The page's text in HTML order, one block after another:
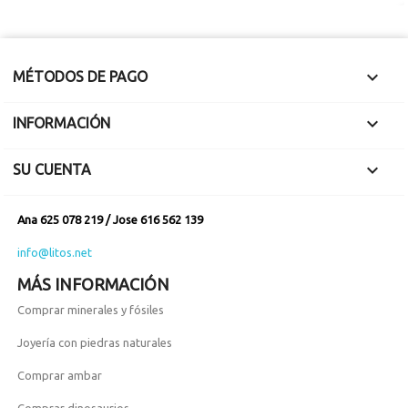
MÉTODOS DE PAGO 
INFORMACIÓN 
SU CUENTA 
Ana 625 078 219 / Jose 616 562 139
info@litos.net
MÁS INFORMACIÓN
Comprar minerales y fósiles
Joyería con piedras naturales
Comprar ambar